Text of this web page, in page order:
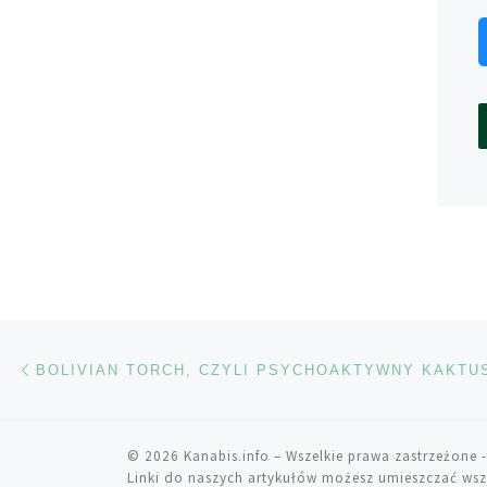
Nawigacja wpisu
© 2026 Kanabis.info – Wszelkie prawa zastrzeżone
Linki do naszych artykułów możesz umieszczać